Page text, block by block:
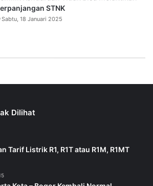
STNK
Sabtu, 18 Januari 2025
Dilihat
Tarif Listrik R1, R1T atau R1M, R1MT